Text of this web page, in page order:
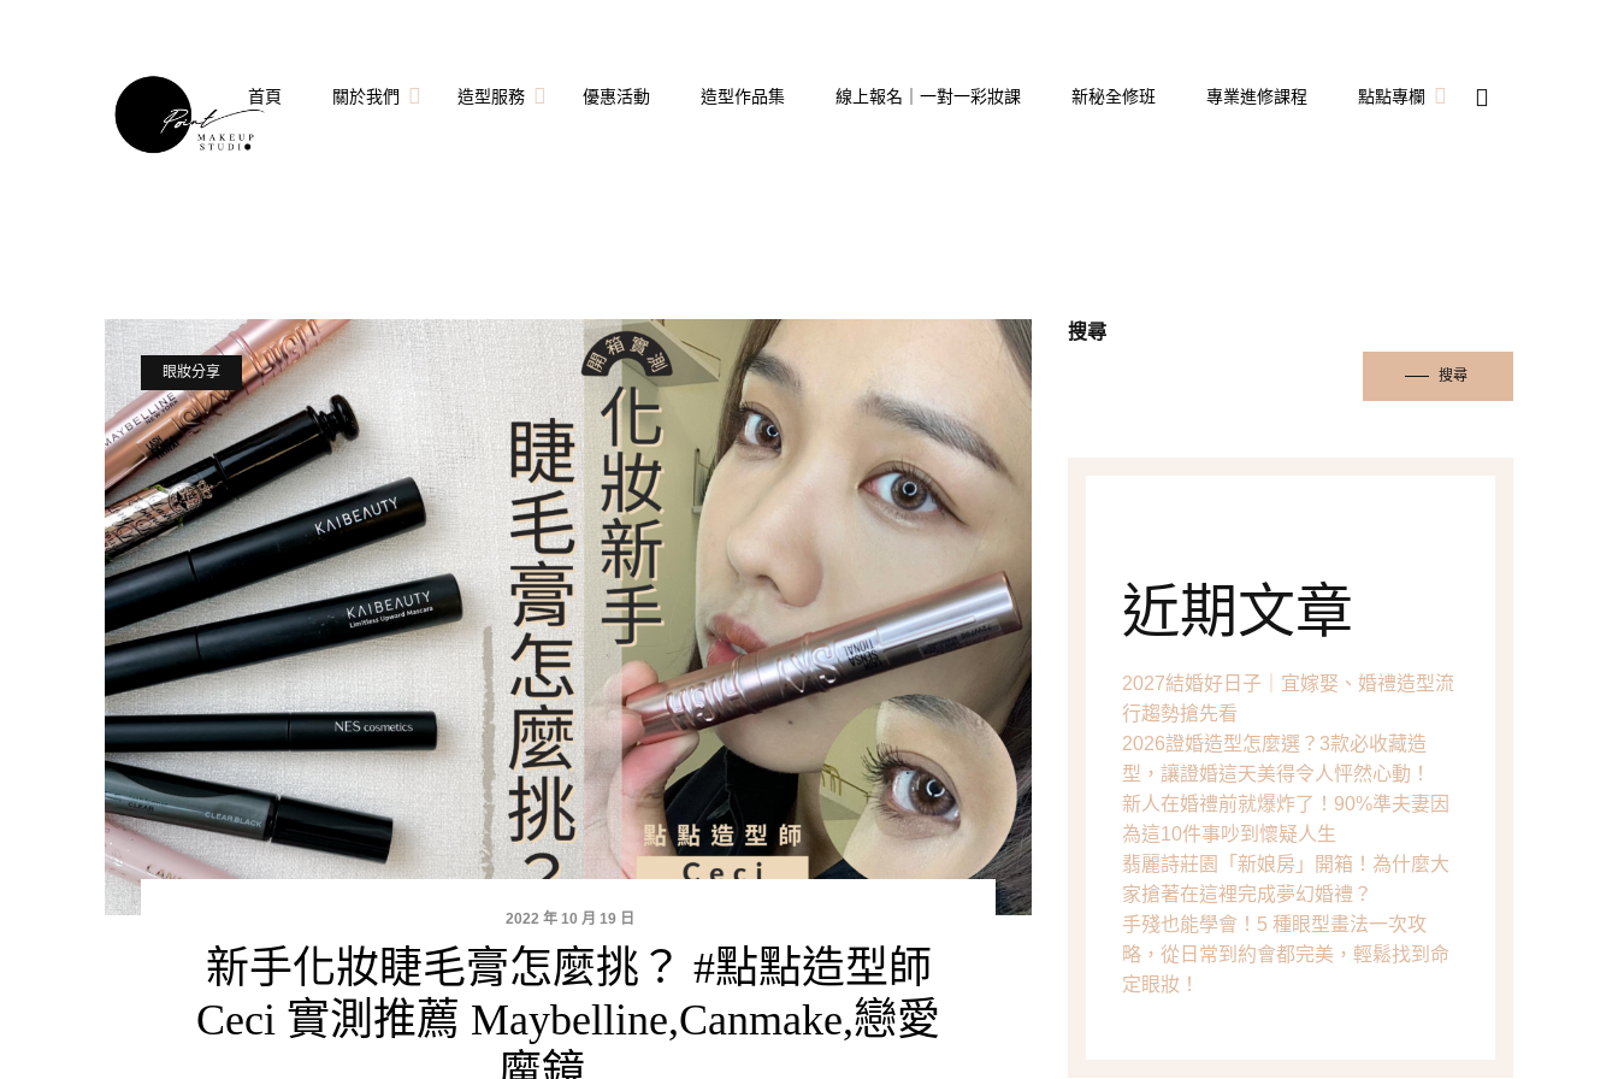
首頁 關於我們 造型服務 優惠活動 造型作品集 線上報名｜一對一彩妝課 新秘全修班 專業進修課程 點點專欄
唇彩分享
眼妝分享
2022 年 10 月 19 日
新手化妝睫毛膏怎麼挑？ #點點造型師
Ceci 實測推薦 Maybelline,Canmake,戀愛
搜尋
搜尋
近期文章
2027結婚好日子｜宜嫁娶、婚禮造型流
行趨勢搶先看
2026證婚造型怎麼選？3款必收藏造
型，讓證婚這天美得令人怦然心動！
新人在婚禮前就爆炸了！90%準夫妻因
為這10件事吵到懷疑人生
翡麗詩莊園「新娘房」開箱！為什麼大
家搶著在這裡完成夢幻婚禮？
手殘也能學會！5 種眼型畫法一次攻
略，從日常到約會都完美，輕鬆找到命
定眼妝！